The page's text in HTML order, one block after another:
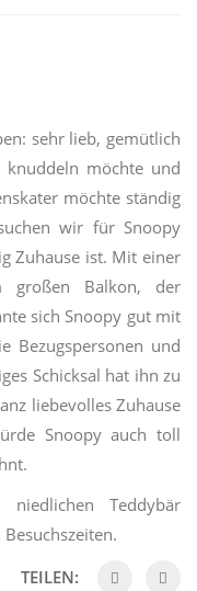
: sehr lieb, gemütlich
möchte und
möchte ständig
wir für Snoopy
Zuhause ist. Mit einer
großen Balkon, der
sich Snoopy gut mit
Bezugspersonen und
Schicksal hat ihn zu
liebevolles Zuhause
Snoopyauch toll
niedlichen Teddybär
TEILEN: